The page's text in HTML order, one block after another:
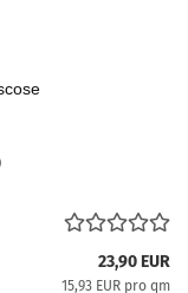
23,90 EUR
15,93 EUR pro qm